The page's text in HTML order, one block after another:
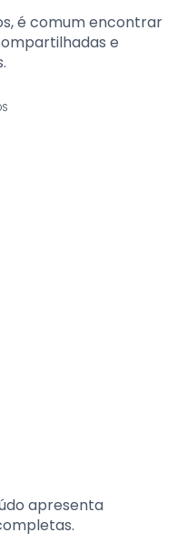
é comum encontrar
e
apresenta